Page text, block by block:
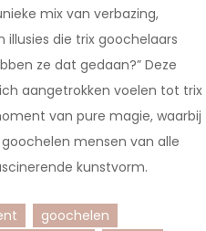
mix van verbazing,
die trix goochelaars
ze dat gedaan?” Deze
aangetrokken voelen tot trix
van pure magie, waarbij
mensen van alle
kunstvorm.
goochelen